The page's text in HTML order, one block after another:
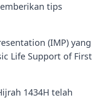
tips
(IMP) yang
Life Support of First
1434H telah